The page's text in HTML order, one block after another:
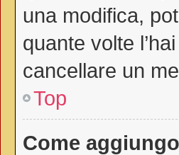
una modifica,
quante volte
cancellare un
Top
Come